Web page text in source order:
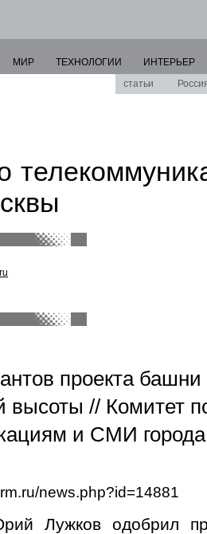
МИР ТЕХНОЛОГИИ
ИНТЕРЬЕР
статьи
проекта башни
высоты // Комитет
и СМИ
news.php?id=14881
Лужков одобрил